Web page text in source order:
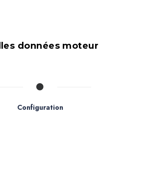
données moteur
Configuration